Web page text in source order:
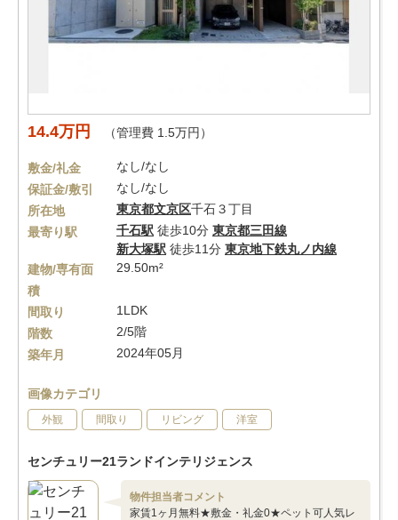
14.4万円 （管理費 1.5万円）
敷金/礼金
なし/なし
保証金/敷引
なし/なし
所在地
東京都文京区千石３丁目
最寄り駅
千石駅 徒歩10分 東京都三田線
新大塚駅 徒歩11分 東京地下鉄丸ノ内線
建物/専有面
積
29.50m²
間取り
1LDK
階数
2/5階
築年月
2024年05月
画像カテゴリ
外観 間取り リビング 洋室
センチュリー21ランドインテリジェンス
物件担当者コメント
家賃1ヶ月無料★敷金・礼金0★ペット可人気レ